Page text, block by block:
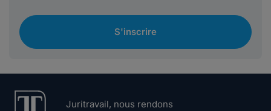
S'inscrire
Juritravail, nous rendons